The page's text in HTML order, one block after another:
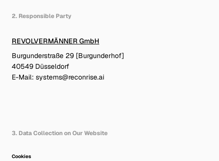
2. Responsible Party
REVOLVERMÄNNER GmbH
Burgunderstraße 29 [Burgunderhof]
40549 Düsseldorf
E-Mail: systems@reconrise.ai
3. Data Collection on Our Website
Cookies